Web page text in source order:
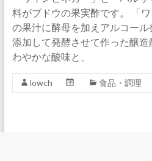
料がブドウの果実酢です。 「
の果汁に酵母を加えアルコー
添加して発酵させて作った醸造
わやかな酸味と、
lowch 食品・調理